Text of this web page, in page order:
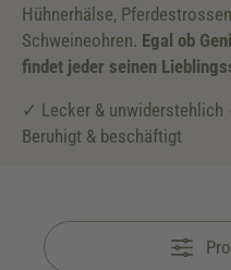
Hühnerhälse,
Schweineohren. Egal ob
findet jeder seinen
✓ Lecker &
Beruhigt & beschäftigt